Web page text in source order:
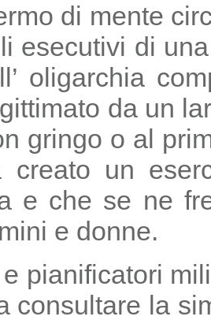
di mente
esecutivi di
oligarchia
da un
gringo o al
creato un
e che se ne
e donne.
pianificatori
consultare la